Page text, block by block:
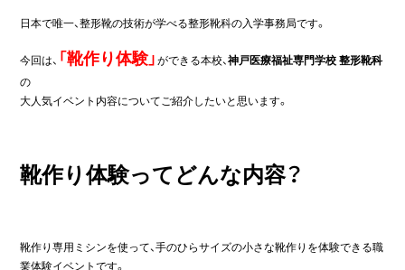
日本で唯一、整形靴の技術が学べる整形靴科の入学事務局です。
今回は、 「靴作り体験」ができる本校、神戸医療福祉専門学校 整形靴科
の
大人気イベント内容についてご紹介したいと思います。
靴作り体験ってどんな内容？
靴作り専用ミシンを使って、手のひらサイズの小さな靴作りを体験できる職
業体験イベントです。